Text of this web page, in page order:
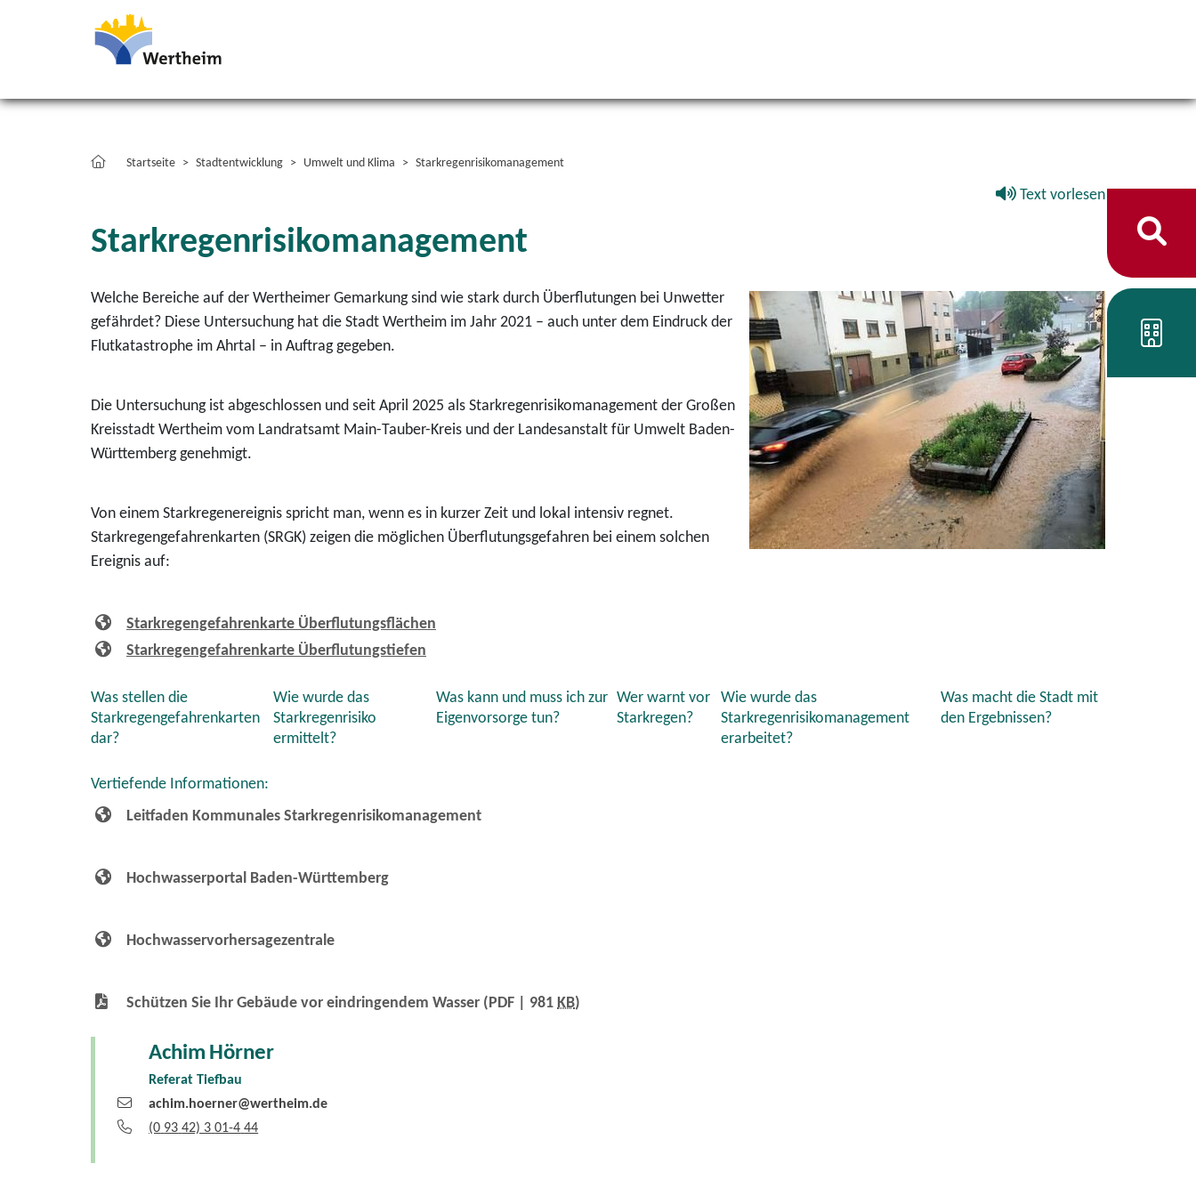
Startseite Stadtentwicklung Umwelt und Klima Starkregenrisikomanagement
Text vorlesen
Starkregenrisikomanagement
Welche Bereiche auf der Wertheimer Gemarkung sind wie stark durch Überflutungen bei Unwetter
gefährdet? Diese Untersuchung hat die Stadt Wertheim im Jahr 2021 – auch unter dem Eindruck der
Flutkatastrophe im Ahrtal – in Auftrag gegeben.
Die Untersuchung ist abgeschlossen und seit April 2025 als Starkregenrisikomanagement der Großen
Kreisstadt Wertheim vom Landratsamt Main-Tauber-Kreis und der Landesanstalt für Umwelt Baden-
Württemberg genehmigt.
Von einem Starkregenereignis spricht man, wenn es in kurzer Zeit und lokal intensiv regnet.
Starkregengefahrenkarten (SRGK) zeigen die möglichen Überflutungsgefahren bei einem solchen
Ereignis auf:
Starkregengefahrenkarte Überflutungsflächen
Starkregengefahrenkarte Überflutungstiefen
Was stellen die
Starkregengefahrenkarten
dar?
Wie wurde das
Starkregenrisiko
ermittelt?
Was kann und muss ich zur
Eigenvorsorge tun?
Wer warnt vor
Starkregen?
Wie wurde das
Starkregenrisikomanagement
erarbeitet?
Was macht die Stadt mit
den Ergebnissen?
Vertiefende Informationen:
Leitfaden Kommunales Starkregenrisikomanagement
Hochwasserportal Baden-Württemberg
Hochwasservorhersagezentrale
Schützen Sie Ihr Gebäude vor eindringendem Wasser (PDF | 981 KB)
Achim Hörner
Referat Tiefbau
achim.hoerner@wertheim.de
(0 93 42) 3 01-4 44